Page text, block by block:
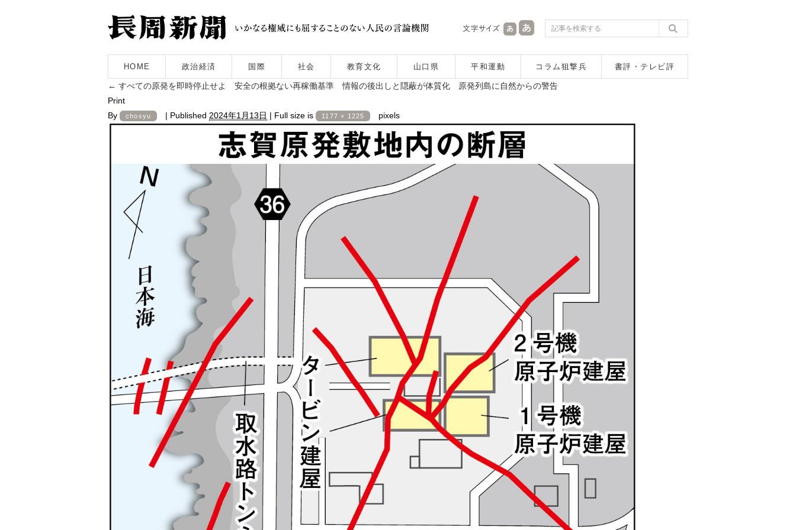
HOME 政治経済 国際 社会 教育文化 山口県 平和運動 コラム狙撃兵 書評・テレビ評
← すべての原発を即時停止せよ 安全の根拠ない再稼働基準 情報の後出しと隠蔽が体質化 原発列島に自然からの警告
Print
By
chosyu | Published 2024年1月13日 | Full size is 1177 × 1225 pixels